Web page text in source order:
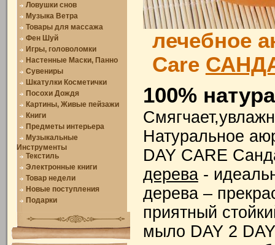
Ловушки снов
Музыка Ветра
Товары для массажа
Фен Шуй
Игры, головоломки
Настенные Маски, Панно
Сувениры
Шкатулки Косметички
Посохи Дождя
Картины, Живые пейзажи
Книги
Предметы интерьера
Музыкальные
Инструменты
Текстиль
Электронные книги
Товар недели
Новые поступления
Подарки
лечебное
Care
100%
Натуральное
DAY CARE
дерева-
дерева –
приятный
мыло DAY 2